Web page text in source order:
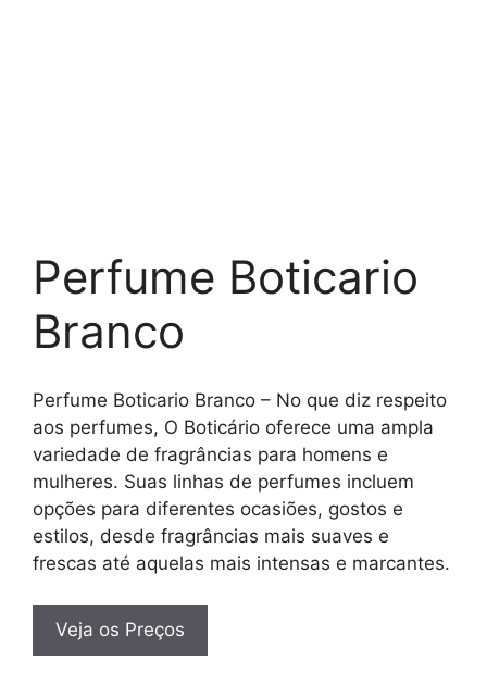
Perfume Boticario
Branco
Perfume Boticario Branco – No que diz respeito
aos perfumes, O Boticário oferece uma ampla
variedade de fragrâncias para homens e
mulheres. Suas linhas de perfumes incluem
opções para diferentes ocasiões, gostos e
estilos, desde fragrâncias mais suaves e
frescas até aquelas mais intensas e marcantes.
Veja os Preços